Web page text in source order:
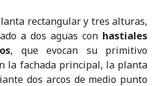
rectangular y tres alturas,
a dos aguas con hastiales
, que evocan su primitivo
la fachada principal, la planta
dos arcos de medio punto